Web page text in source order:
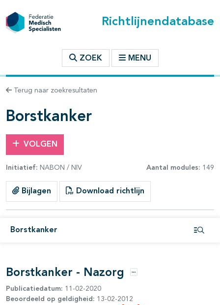
Richtlijnendatabase
ZOEK MENU
Terug naar zoekresultaten
Borstkanker
VOLGEN
Initiatief: NABON / NIV Aantal modules: 149
Bijlagen Download richtlijn
Borstkanker
binnen deze richtlijn
open- en dichtklappen
open- en dichtklappen
open- en dichtklappen
open- en dichtklappen
Borstkanker - Nazorg Opties
Publicatiedatum: 11-02-2020
Beoordeeld op geldigheid: 13-02-2012